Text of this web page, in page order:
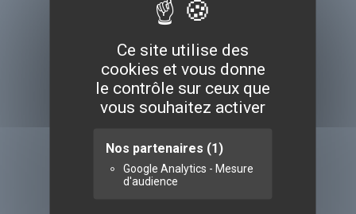
Ce site utilise des
cookies et vous donne
le contrôle sur ceux que
vous souhaitez activer
Nos partenaires (1)
Google Analytics - Mesure
d'audience